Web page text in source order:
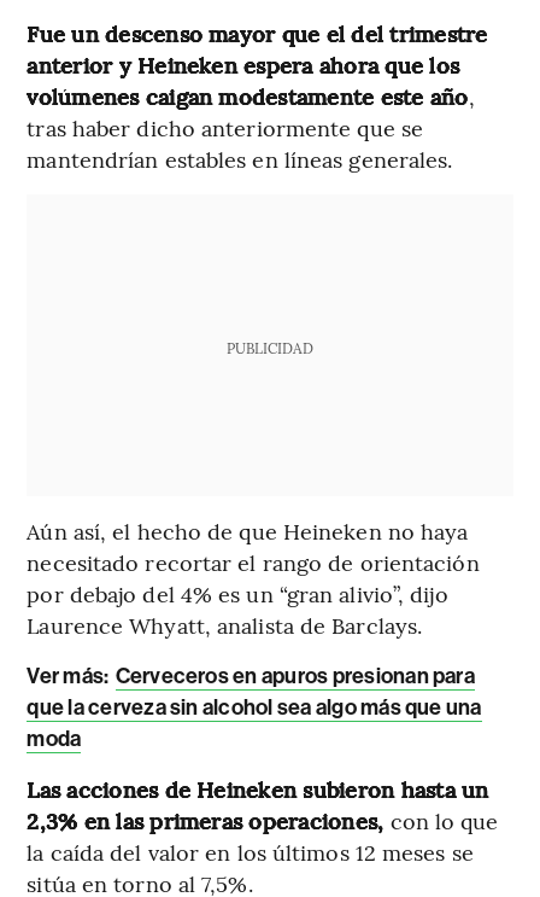
Fue un descenso mayor que el del trimestre
anterior y Heineken espera ahora que los
volúmenes caigan modestamente este año,
tras haber dicho anteriormente que se
mantendrían estables en líneas generales.
PUBLICIDAD
Aún así, el hecho de que Heineken no haya
necesitado recortar el rango de orientación
por debajo del 4% es un “gran alivio”, dijo
Laurence Whyatt, analista de Barclays.
Ver más: Cerveceros en apuros presionan para
que la cerveza sin alcohol sea algo más que una
moda
Las acciones de Heineken subieron hasta un
2,3% en las primeras operaciones, con lo que
la caída del valor en los últimos 12 meses se
sitúa en torno al 7,5%.